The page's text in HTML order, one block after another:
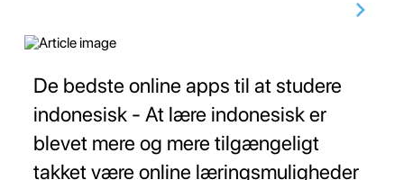
De bedste online apps til at studere
indonesisk - At lære indonesisk er
blevet mere og mere tilgængeligt
takket være online læringsmuligheder